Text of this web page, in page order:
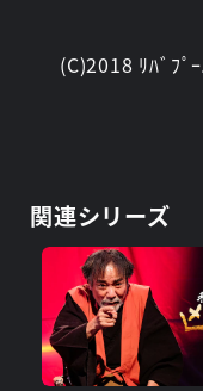
(C)2018 ﾘﾊﾞﾌﾟ
関連シリーズ